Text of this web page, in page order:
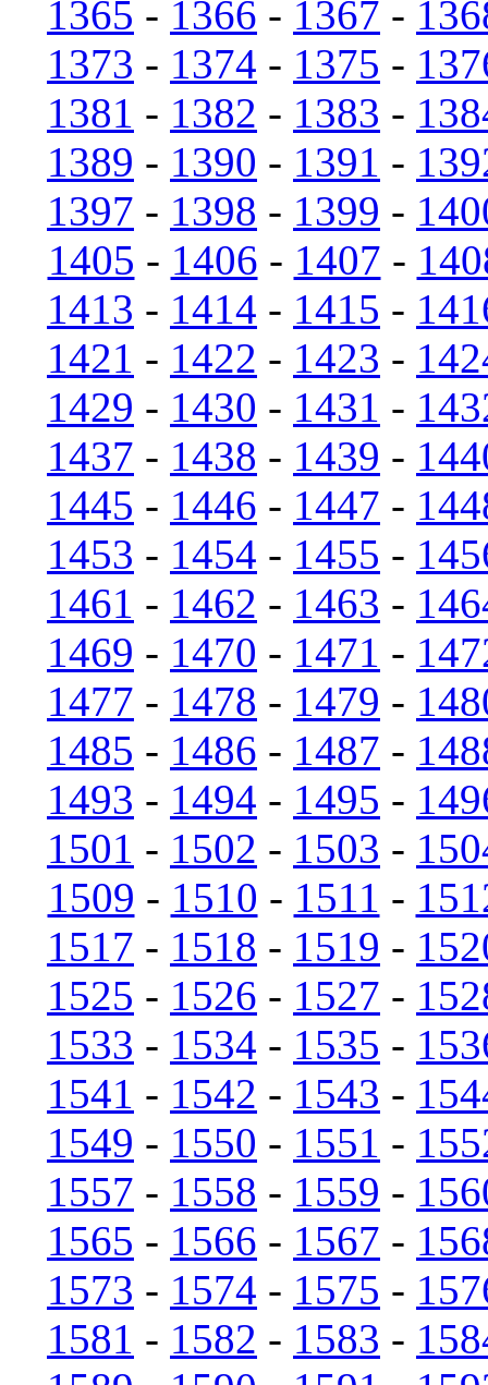
1365 - 1366 - 1367 -
1373 - 1374 - 1375 -
1381 - 1382 - 1383 -
1389 - 1390 - 1391 -
1397 - 1398 - 1399 -
1405 - 1406 - 1407 -
1413 - 1414 - 1415 -
1421 - 1422 - 1423 -
1429 - 1430 - 1431 -
1437 - 1438 - 1439 -
1445 - 1446 - 1447 -
1453 - 1454 - 1455 -
1461 - 1462 - 1463 -
1469 - 1470 - 1471 -
1477 - 1478 - 1479 -
1485 - 1486 - 1487 -
1493 - 1494 - 1495 -
1501 - 1502 - 1503 -
1509 - 1510 - 1511 -
1517 - 1518 - 1519 -
1525 - 1526 - 1527 -
1533 - 1534 - 1535 -
1541 - 1542 - 1543 -
1549 - 1550 - 1551 -
1557 - 1558 - 1559 -
1565 - 1566 - 1567 -
1573 - 1574 - 1575 -
1581 - 1582 - 1583 -